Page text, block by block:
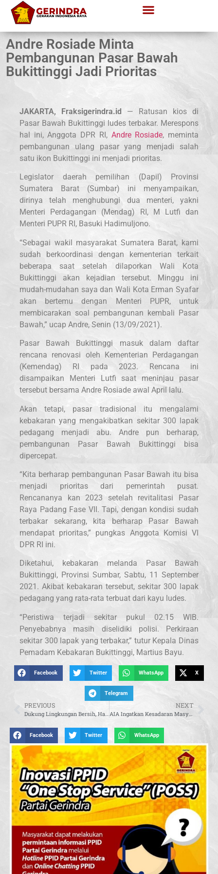
Andre Rosiade Minta
Pembangunan Pasar Bawah
Bukittinggi Jadi Prioritas
JAKARTA, Fraksigerindra.id — Ratusan kios di
Pasar Bawah Bukittinggi ludes terbakar. Merespons
hal ini, Anggota DPR RI, Andre Rosiade, meminta
pembangunan ulang pasar yang menjadi salah
satu ikon Bukittinggi ini menjadi prioritas.
Legislator daerah pemilihan (Dapil) Provinsi
Sumatera Barat (Sumbar) ini menyampaikan,
dirinya telah menghubungi dua menteri, yakni
Menteri Perdagangan (Mendag) RI, M Lutfi dan
Menteri PUPR RI, Basuki Hadimuljono.
“Sebagai wakil masyarakat Sumatera Barat, kami
sudah berkoordinasi dengan kementerian terkait
beberapa saat setelah dilaporkan Wali Kota
Bukittinggi akan kejadian tersebut. Minggu ini
mudah-mudahan saya dan Wali Kota Erman Syafar
akan bertemu dengan Menteri PUPR, untuk
membicarakan soal pembangunan kembali Pasar
Bawah,” ucap Andre, Senin (13/09/2021).
Pasar Bawah Bukittinggi masuk dalam daftar
rencana renovasi oleh Kementerian Perdagangan
(Kemendag) RI pada 2023. Rencana ini
disampaikan Menteri Lutfi saat meninjau pasar
tersebut bersama Andre Rosiade awal April lalu.
Akan tetapi, pasar tradisional itu mengalami
kebakaran yang mengakibatkan sekitar 300 lapak
pedagang menjadi abu. Andre pun berharap,
pembangunan Pasar Bawah Bukittinggi bisa
dipercepat.
“Kita berharap pembangunan Pasar Bawah itu bisa
menjadi prioritas dari pemerintah pusat.
Rencananya kan 2023 setelah revitalitasi Pasar
Raya Padang Fase VII. Tapi, dengan kondisi sudah
terbakar sekarang, kita berharap Pasar Bawah
mendapat prioritas,” pungkas Anggota Komisi VI
DPR RI ini.
Diketahui, kebakaran melanda Pasar Bawah
Bukittinggi, Provinsi Sumbar, Sabtu, 11 September
2021. Akibat kebakaran tersebut, sekitar 300 lapak
pedagang yang rata-rata terbuat dari kayu ludes.
“Peristiwa terjadi sekitar pukul 02.15 WIB.
Penyebabnya masih diselidiki polisi. Perkiraan
sekitar 300 lapak yang terbakar,” tutur Kepala Dinas
Pemadam Kebakaran Bukittinggi, Martius Bayu.
Facebook Twitter WhatsApp X
Telegram
PREVIOUS
Dukung Lingkungan Bersih, Haerul Saleh Berikan Motor Pengangkut Sampah di Kolaka
NEXT
AIA Ingatkan Kesadaran Masyarakat Jaga Kebersihan Sungai
Facebook Twitter WhatsApp